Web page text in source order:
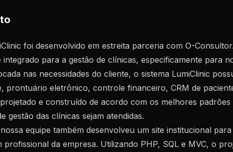
foi desenvolvido em estreita parceria com O-
para a gestão de clínicas, especificamente para
nas necessidades do cliente, o sistema LumiClinic
prontuário eletrônico, controle financeiro, CRM de
e construído de acordo com os melhores
gestão das clínicas sejam atendidas.
equipe também desenvolveu um site institucional
profissional da empresa. Utilizando PHP, SQL e MVC, o